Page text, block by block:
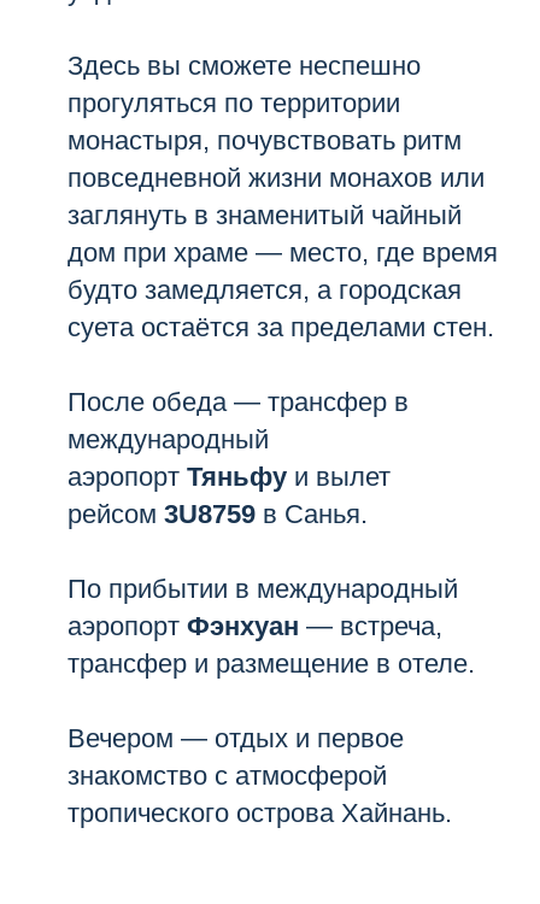
Здесь вы сможете неспешно
прогуляться по территории
монастыря, почувствовать ритм
повседневной жизни монахов или
заглянуть в знаменитый чайный
дом при храме — место, где время
будто замедляется, а городская
суета остаётся за пределами стен.
После обеда — трансфер в
международный
аэропорт Тяньфу и вылет
рейсом 3U8759 в Санья.
По прибытии в международный
аэропорт Фэнхуан — встреча,
трансфер и размещение в отеле.
Вечером — отдых и первое
знакомство с атмосферой
тропического острова Хайнань.